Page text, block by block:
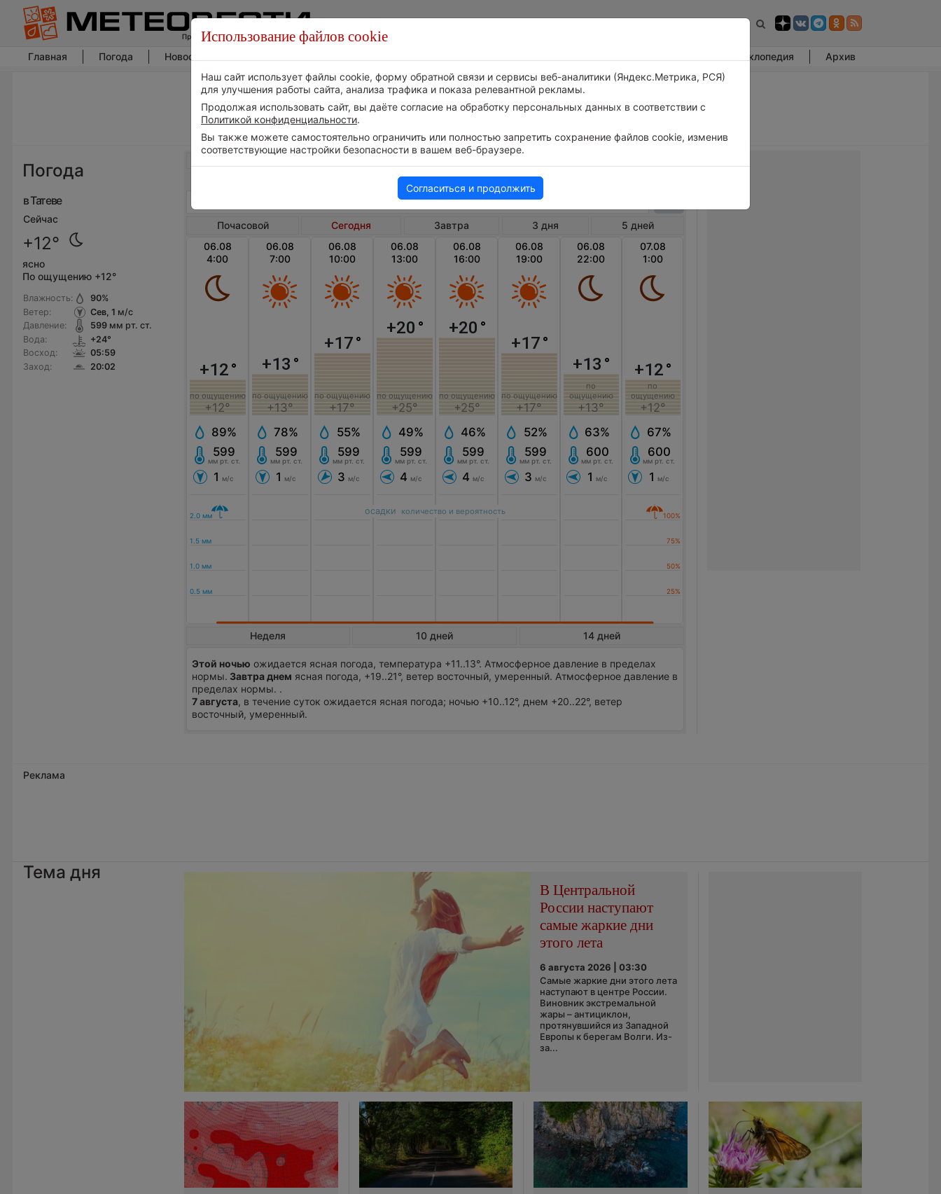
Главная Погода Новости погоды Энциклопедия Архив
Погода
в Татеве
Сейчас
+12°
ясно
По ощущению +12°
Влажность:
Ветер:
Давление:
Вода:
Восход:
Заход:
90%
Сев, 1 м/с
599мм рт. ст.
+24°
05:59
20:02
Погода в Татеве сегодня
Почасовой Сегодня Завтра 3 дня
5 дней
06.08
4:00
+12°
по ощущению
+12°
89%
599
мм рт. ст.
1 м/с
06.08
7:00
+13 °
по ощущению
+13°
78%
599
мм рт. ст.
1 м/с
06.08
10:00
+17°
по ощущению
+17°
55%
599
мм рт. ст.
3 м/с
06.08
13:00
+20 °
по ощущению
+25°
49%
599
мм рт. ст.
4 м/с
06.08
16:00
+20 °
по ощущению
+25°
46%
599
мм рт. ст.
4 м/с
06.08
19:00
+17°
по ощущению
+17°
52%
599
мм рт. ст.
3 м/с
06.08
22:00
+13 °
по
ощущению
+13°
63%
600
мм рт. ст.
1 м/с
07.08
1:00
+12°
по
ощущению
+12°
67%
600
мм рт. ст.
1 м/с
осадки количество и вероятность
Неделя 10 дней 14 дней
Этой ночью ожидается ясная погода, температура +11..13°. Атмосферное давление в пределах
нормы. Завтра днем ясная погода, +19..21°, ветер восточный, умеренный. Атмосферное давление в
пределах нормы. .
7 августа, в течение суток ожидается ясная погода; ночью +10..12°, днем +20..22°, ветер
восточный, умеренный.
Реклама
Тема дня
В Центральной
России наступают
самые жаркие дни
этого лета
6 августа 2026 | 03:30
Самые жаркие дни этого лета
наступают в центре России.
Виновник экстремальной
жары – антициклон,
протянувшийся из Западной
Европы к берегам Волги. Из-
за...
Использование файлов cookie
Наш сайт использует файлы cookie, форму обратной связи и сервисы веб-аналитики (Яндекс.Метрика, РСЯ)
для улучшения работы сайта, анализа трафика и показа релевантной рекламы.
Продолжая использовать сайт, вы даёте согласие на обработку персональных данных в соответствии с
Политикой конфиденциальности.
Вы также можете самостоятельно ограничить или полностью запретить сохранение файлов cookie, изменив
соответствующие настройки безопасности в вашем веб-браузере.
Согласиться и продолжить